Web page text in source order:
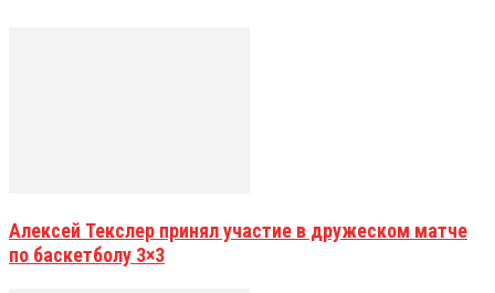
Алексей Текслер принял участие в дружеском матче
по баскетболу 3×3